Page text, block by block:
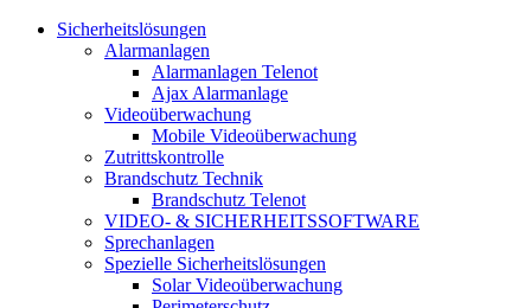
Sicherheitslösungen
Alarmanlagen
Alarmanlagen Telenot
Ajax Alarmanlage
Videoüberwachung
Mobile Videoüberwachung
Zutrittskontrolle
Brandschutz Technik
Brandschutz Telenot
VIDEO- & SICHERHEITSSOFTWARE
Sprechanlagen
Spezielle Sicherheitslösungen
Solar Videoüberwachung